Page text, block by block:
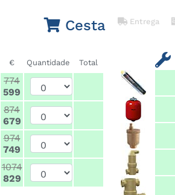
Cesta Entrega
€ Quantidade Total
774
599
874
679
974
749
1074
829